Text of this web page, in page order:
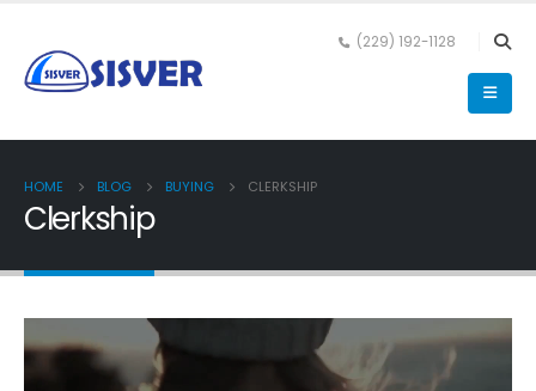
(229) 192-1128
HOME BLOG BUYING CLERKSHIP
Clerkship